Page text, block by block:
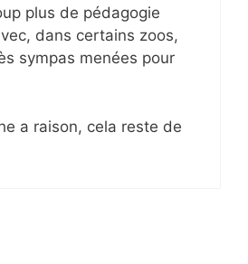
plus de pédagogie
dans certains zoos,
sympas menées pour
a raison, cela reste de